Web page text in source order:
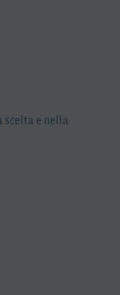
scelta e nella